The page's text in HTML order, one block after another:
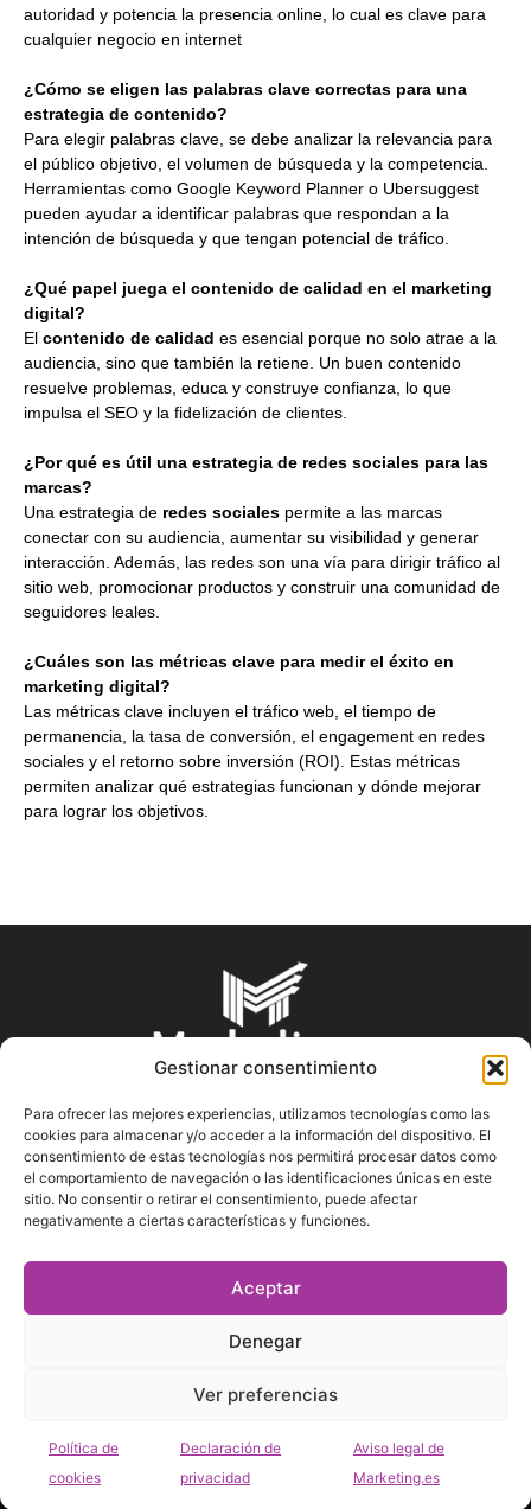
Gestionar consentimiento
Para ofrecer las mejores experiencias, utilizamos tecnologías como las
cookies para almacenar y/o acceder a la información del dispositivo. El
consentimiento de estas tecnologías nos permitirá procesar datos como
el comportamiento de navegación o las identificaciones únicas en este
sitio. No consentir o retirar el consentimiento, puede afectar
negativamente a ciertas características y funciones.
Aceptar
Denegar
Ver preferencias
Política de
cookies
Declaración de
privacidad
Aviso legal de
Marketing.es
autoridad y potencia la presencia online, lo cual es clave para
cualquier negocio en internet
¿Cómo se eligen las palabras clave correctas para una
estrategia de contenido?
Para elegir palabras clave, se debe analizar la relevancia para
el público objetivo, el volumen de búsqueda y la competencia.
Herramientas como Google Keyword Planner o Ubersuggest
pueden ayudar a identificar palabras que respondan a la
intención de búsqueda y que tengan potencial de tráfico.
¿Qué papel juega el contenido de calidad en el marketing
digital?
El contenido de calidad es esencial porque no solo atrae a la
audiencia, sino que también la retiene. Un buen contenido
resuelve problemas, educa y construye confianza, lo que
impulsa el SEO y la fidelización de clientes.
¿Por qué es útil una estrategia de redes sociales para las
marcas?
Una estrategia de redes sociales permite a las marcas
conectar con su audiencia, aumentar su visibilidad y generar
interacción. Además, las redes son una vía para dirigir tráfico al
sitio web, promocionar productos y construir una comunidad de
seguidores leales.
¿Cuáles son las métricas clave para medir el éxito en
marketing digital?
Las métricas clave incluyen el tráfico web, el tiempo de
permanencia, la tasa de conversión, el engagement en redes
sociales y el retorno sobre inversión (ROI). Estas métricas
permiten analizar qué estrategias funcionan y dónde mejorar
para lograr los objetivos.
SOBRE NOSOTROS
En Marketin.es encontrarás la más actualizada y veraz
información sobre el mundo del marketing; consejos
SÍGUENOS